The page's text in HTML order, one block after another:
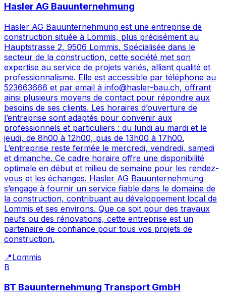
Hasler AG Bauunternehmung
Hasler AG Bauunternehmung est une entreprise de
construction située à Lommis, plus précisément au
Hauptstrasse 2, 9506 Lommis. Spécialisée dans le
secteur de la construction, cette société met son
expertise au service de projets variés, alliant qualité et
professionnalisme. Elle est accessible par téléphone au
523663666 et par email à info@hasler-bau.ch, offrant
ainsi plusieurs moyens de contact pour répondre aux
besoins de ses clients. Les horaires d’ouverture de
l’entreprise sont adaptés pour convenir aux
professionnels et particuliers : du lundi au mardi et le
jeudi, de 8h00 à 12h00, puis de 13h00 à 17h00.
L’entreprise reste fermée le mercredi, vendredi, samedi
et dimanche. Ce cadre horaire offre une disponibilité
optimale en début et milieu de semaine pour les rendez-
vous et les échanges. Hasler AG Bauunternehmung
s’engage à fournir un service fiable dans le domaine de
la construction, contribuant au développement local de
Lommis et ses environs. Que ce soit pour des travaux
neufs ou des rénovations, cette entreprise est un
partenaire de confiance pour tous vos projets de
construction.
📍Lommis
B
BT Bauunternehmung Transport GmbH